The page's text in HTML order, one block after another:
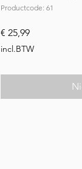
Productcode: 61
€ 25,99Prijs
incl.BTW